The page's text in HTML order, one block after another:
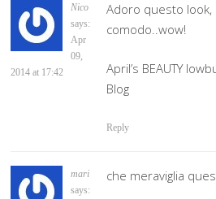
Nico
says:
Apr
09,
2014 at 17:42
Adoro questo look,
comodo..wow!
April’s BEAUTY
Blog
Reply
mari
says:
che meraviglia